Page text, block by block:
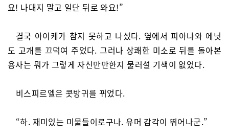
요! 나대지 말고 일단 뒤로 와요!”
결국 아이케가 참지 못하고 나섰다. 옆에서 피아나와 에닛
도 고개를 끄덕여 주었다. 그러나 상쾌한 미소로 뒤를 돌아본
용사는 뭐가 그렇게 자신만만한지 물러설 기색이 없었다.
비스피르엘은 콧방귀를 뀌었다.
“하. 재미있는 미물들이로구나. 유머 감각이 뛰어나군.”